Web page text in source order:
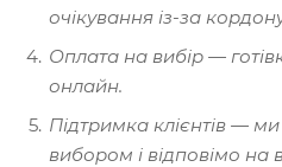
очікування із-за
Оплата на вибір —
онлайн.
Підтримка клієнтів —
вибором і відповімо на